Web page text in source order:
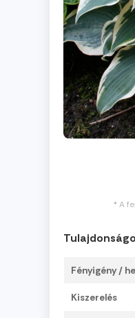
* A
Fényigény /
Kiszerelés